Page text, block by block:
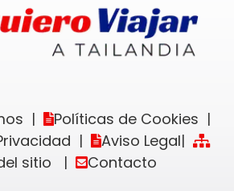
| Políticas de Cookies |
| Aviso Legal|
sitio | Contacto